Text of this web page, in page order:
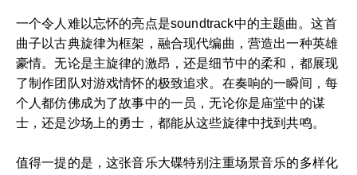
一个令人难以忘怀的亮点是soundtrack中的主题曲。这首
曲子以古典旋律为框架，融合现代编曲，营造出一种英雄
豪情。无论是主旋律的激昂，还是细节中的柔和，都展现
了制作团队对游戏情怀的极致追求。在奏响的一瞬间，每
个人都仿佛成为了故事中的一员，无论你是庙堂中的谋
士，还是沙场上的勇士，都能从这些旋律中找到共鸣。
值得一提的是，这张音乐大碟特别注重场景音乐的多样化